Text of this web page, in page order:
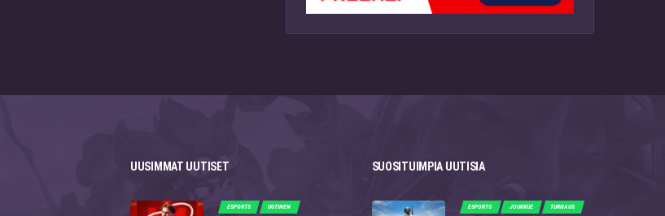
UUSIMMAT UUTISET
ESPORTS UUTINEN
SUOSITUIMPIA UUTISIA
ESPORTS JOUKKUE TURNAUS